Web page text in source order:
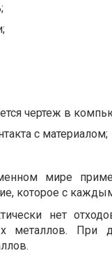
чертеж в
с материалом;
мире
которое с
нет
металлов. При